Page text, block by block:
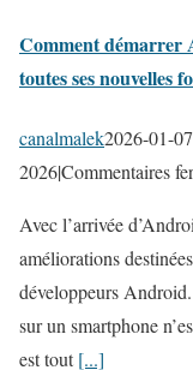
Comment démarrer
toutes ses nouvelles
canalmalek2026-01-
2026|Commentaires
Avec l’arrivée
améliorations
développeurs
sur un smartphone
est tout[...]